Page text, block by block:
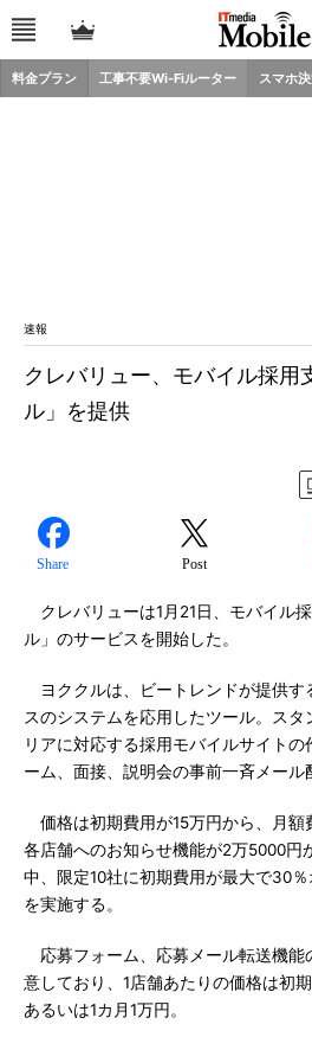
料金プラン 工事不要Wi-Fiルーター スマホ
速報
クレバリュー、モバイル採用
ル」を提供
Share Post
クレバリューは1月21日、モバイル
ル」のサービスを開始した。
ヨククルは、ビートレンドが提供す
スのシステムを応用したツール。ス
リアに対応する採用モバイルサイト
ーム、面接、説明会の事前一斉メール
価格は初期費用が15万円から、月額
各店舗へのお知らせ機能が2万5000円
中、限定10社に初期費用が最大で30
を実施する。
応募フォーム、応募メール転送機能
意しており、1店舗あたりの価格は初
あるいは1カ月1万円。